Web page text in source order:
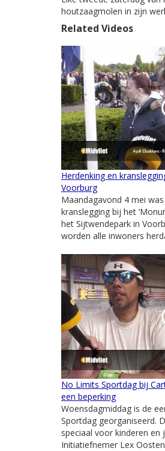
houtzaagmolen in zijn
Related Videos
Herdenking en
Voorburg
Maandagavond 4 mei
kranslegging bij het
het Sijtwendepark in
worden alle inwoners
No Limits Sportdag bij
een beperking
Woensdagmiddag is de
Sportdag georganiseerd.
speciaal voor kinderen en
Initiatiefnemer Lex